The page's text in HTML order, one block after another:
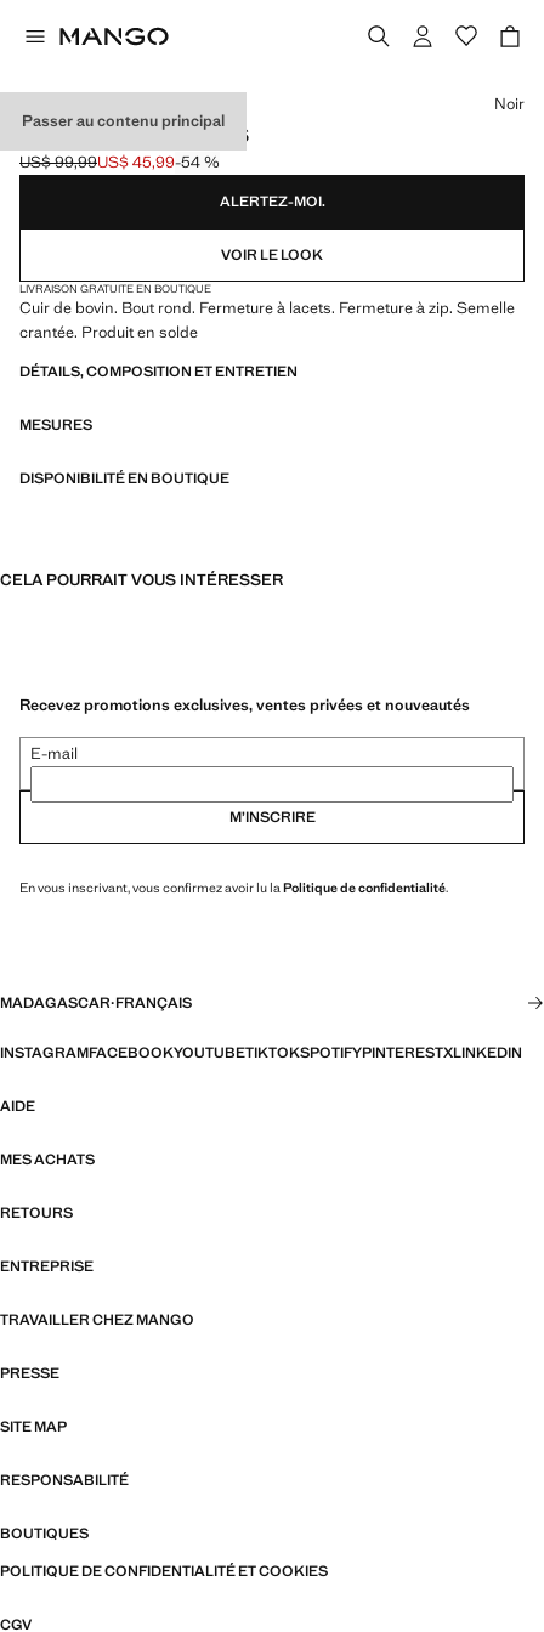
Passer au contenu principal
BOTTINES CUIR LACETS
Prix initial barré [US$ 99,99 ]
US$ 99,99
Prix actuel [US$ 45,99 ]
US$ 45,99-54 %
Choisissez une couleur
Noir
ALERTEZ-MOI.
VOIR LE LOOK
LIVRAISON GRATUITE EN BOUTIQUE
Cuir de bovin. Bout rond. Fermeture à lacets. Fermeture à zip. Semelle
crantée. Produit en solde
DÉTAILS, COMPOSITION ET ENTRETIEN
MESURES
DISPONIBILITÉ EN BOUTIQUE
CELA POURRAIT VOUS INTÉRESSER
Recevez promotions exclusives, ventes privées et nouveautés
E-mail
M’INSCRIRE
En vous inscrivant, vous confirmez avoir lu la Politique de confidentialité.
MADAGASCAR·FRANÇAIS
INSTAGRAMFACEBOOKYOUTUBETIKTOKSPOTIFYPINTERESTXLINKEDIN
AIDE
MES ACHATS
RETOURS
ENTREPRISE
TRAVAILLER CHEZ MANGO
PRESSE
SITE MAP
RESPONSABILITÉ
BOUTIQUES
POLITIQUE DE CONFIDENTIALITÉ ET COOKIES
CGV